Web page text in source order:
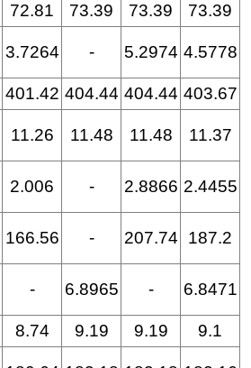
72.81 73.39 73.39
73.39
3.7264 - 5.2974 4.5778
401.42 404.44 404.44 403.67
11.26 11.48 11.48 11.37
2.006 - 2.8866 2.4455
166.56 - 207.74 187.2
- 6.8965 - 6.8471
8.74 9.19 9.19
9.1